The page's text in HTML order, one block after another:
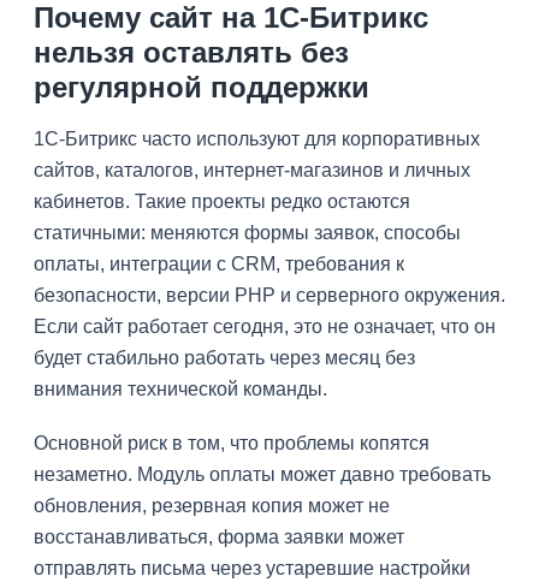
Почему сайт на 1С-Битрикс
нельзя оставлять без
регулярной поддержки
1С-Битрикс часто используют для корпоративных
сайтов, каталогов, интернет-магазинов и личных
кабинетов. Такие проекты редко остаются
статичными: меняются формы заявок, способы
оплаты, интеграции с CRM, требования к
безопасности, версии PHP и серверного окружения.
Если сайт работает сегодня, это не означает, что он
будет стабильно работать через месяц без
внимания технической команды.
Основной риск в том, что проблемы копятся
незаметно. Модуль оплаты может давно требовать
обновления, резервная копия может не
восстанавливаться, форма заявки может
отправлять письма через устаревшие настройки